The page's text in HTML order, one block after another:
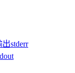
stderr